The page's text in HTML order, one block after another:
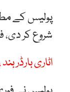
پولیس کے
شروع کر دی، فائرنگ
اٹاری بارڈر